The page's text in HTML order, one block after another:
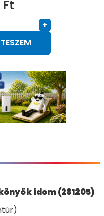
Ft
+
idom (281205)